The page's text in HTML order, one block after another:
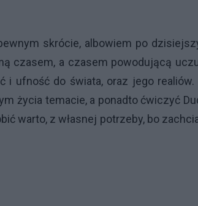
skrócie, albowiem po
czasem, a czasem powodującą
i ufność do świata, oraz jego realiów.
życia temacie, a ponadto ćwiczyć
warto, z własnej potrzeby, bo